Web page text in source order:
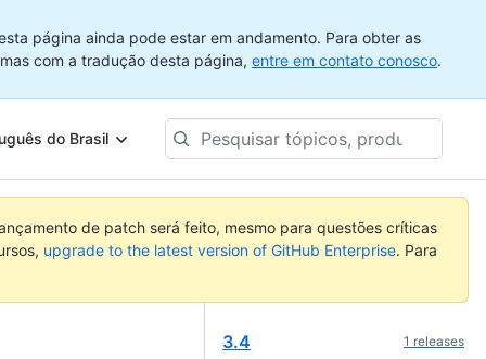
página ainda pode estar em andamento. Para obter as
com a tradução desta página, entre em contato conosco.
do Brasil
Pesquisar
tópicos,
de patch será feito, mesmo para questões críticas
upgrade to the latest version of GitHub Enterprise. Para
3.4 1 releases